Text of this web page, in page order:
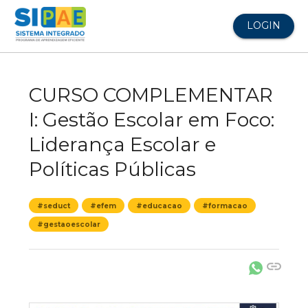
LOGIN
CURSO COMPLEMENTAR
I: Gestão Escolar em Foco:
Liderança Escolar e
Políticas Públicas
#seduct #efem #educacao #formacao
#gestaoescolar
link